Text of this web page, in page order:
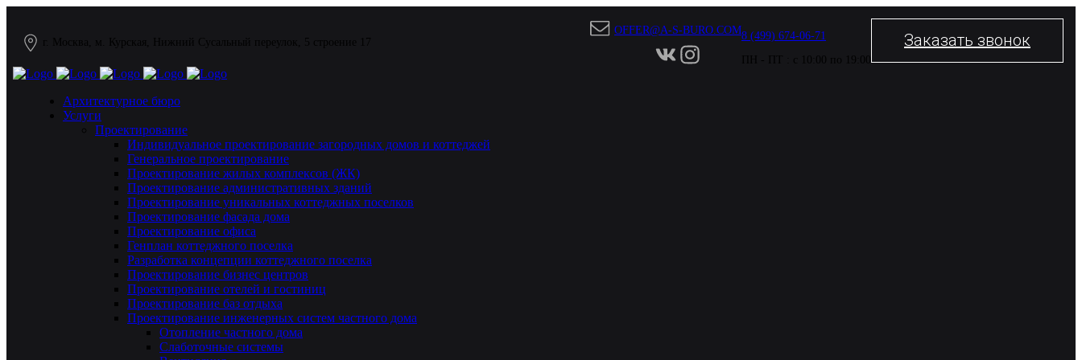
г. Москва, м. Курская, Нижний Сусальный переулок, 5 строение 17
OFFER@A-S-BURO.COM8 (499) 674-06-71
ПН - ПТ : с 10:00 по 19:00
Заказать звонок
Архитектурное бюро
Услуги
Проектирование
Индивидуальное проектирование загородных домов и коттеджей
Генеральное проектирование
Проектирование жилых комплексов (ЖК)
Проектирование административных зданий
Проектирование уникальных коттеджных поселков
Проектирование фасада дома
Проектирование офиса
Генплан коттеджного поселка
Разработка концепции коттеджного поселка
Проектирование бизнес центров
Проектирование отелей и гостиниц
Проектирование баз отдыха
Проектирование инженерных систем частного дома
Отопление частного дома
Слаботочные системы